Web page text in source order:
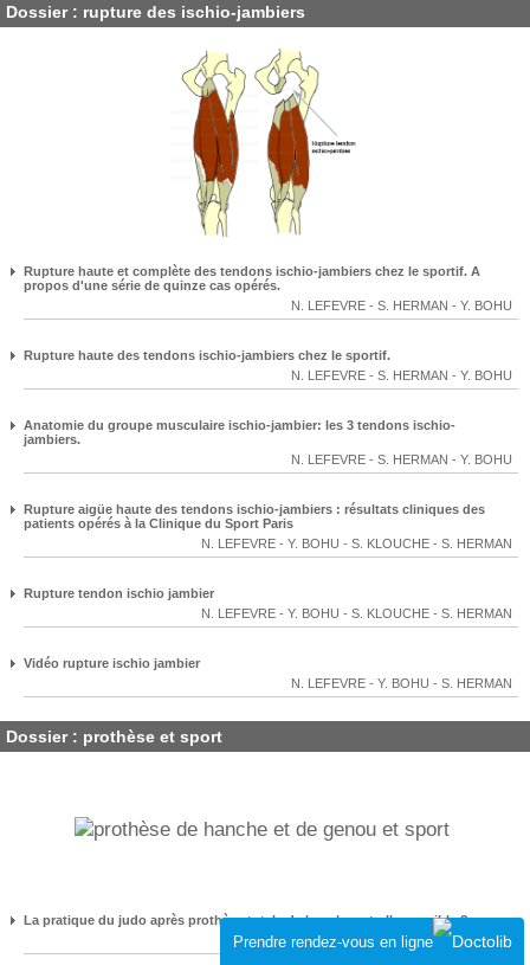
Dossier : rupture des ischio-jambiers
Rupture haute et complète des tendons ischio-jambiers chez le sportif. A
propos d'une série de quinze cas opérés.
N. LEFEVRE - S. HERMAN - Y. BOHU
Rupture haute des tendons ischio-jambiers chez le sportif.
N. LEFEVRE - S. HERMAN - Y. BOHU
Anatomie du groupe musculaire ischio-jambier: les 3 tendons ischio-
jambiers.
N. LEFEVRE - S. HERMAN - Y. BOHU
Rupture aigüe haute des tendons ischio-jambiers : résultats cliniques des
patients opérés à la Clinique du Sport Paris
N. LEFEVRE - Y. BOHU - S. KLOUCHE - S. HERMAN
Rupture tendon ischio jambier
N. LEFEVRE - Y. BOHU - S. KLOUCHE - S. HERMAN
Vidéo rupture ischio jambier
N. LEFEVRE - Y. BOHU - S. HERMAN
Dossier : prothèse et sport
La pratique du judo après prothèse totale de hanche est-elle possible ?
N. LEFEVRE- S. HERMAN-Y. BOHU
Prendre rendez-vous en ligne